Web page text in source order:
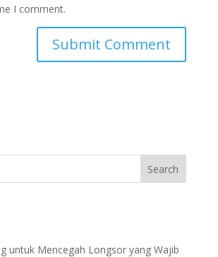
I comment.
untuk Mencegah Longsor yang Wajib